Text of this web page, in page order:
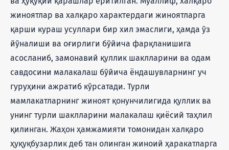
жиноятлар ва халқаро характердаги жиноятларга
қарши кураш усуллари бир хил эмаслиги, ҳамда ўз
йўналиши ва оғирлиги бўйича фарқланишига
асосланиб, замонавий қуллик шаклларини ва одам
савдосини малакалаш бўйича ёндашувларнинг уч
гуруҳини ажратиб кўрсатади. Турли
мамлакатларнинг жиноят қонунчилигида қуллик ва
унинг турли шаклларини малакалаш қиёсий таҳлил
қилинган. Жаҳон ҳамжамияти томонидан халқаро
ҳуқуқбузарлик деб тан олинган жиноий ҳаракатларга